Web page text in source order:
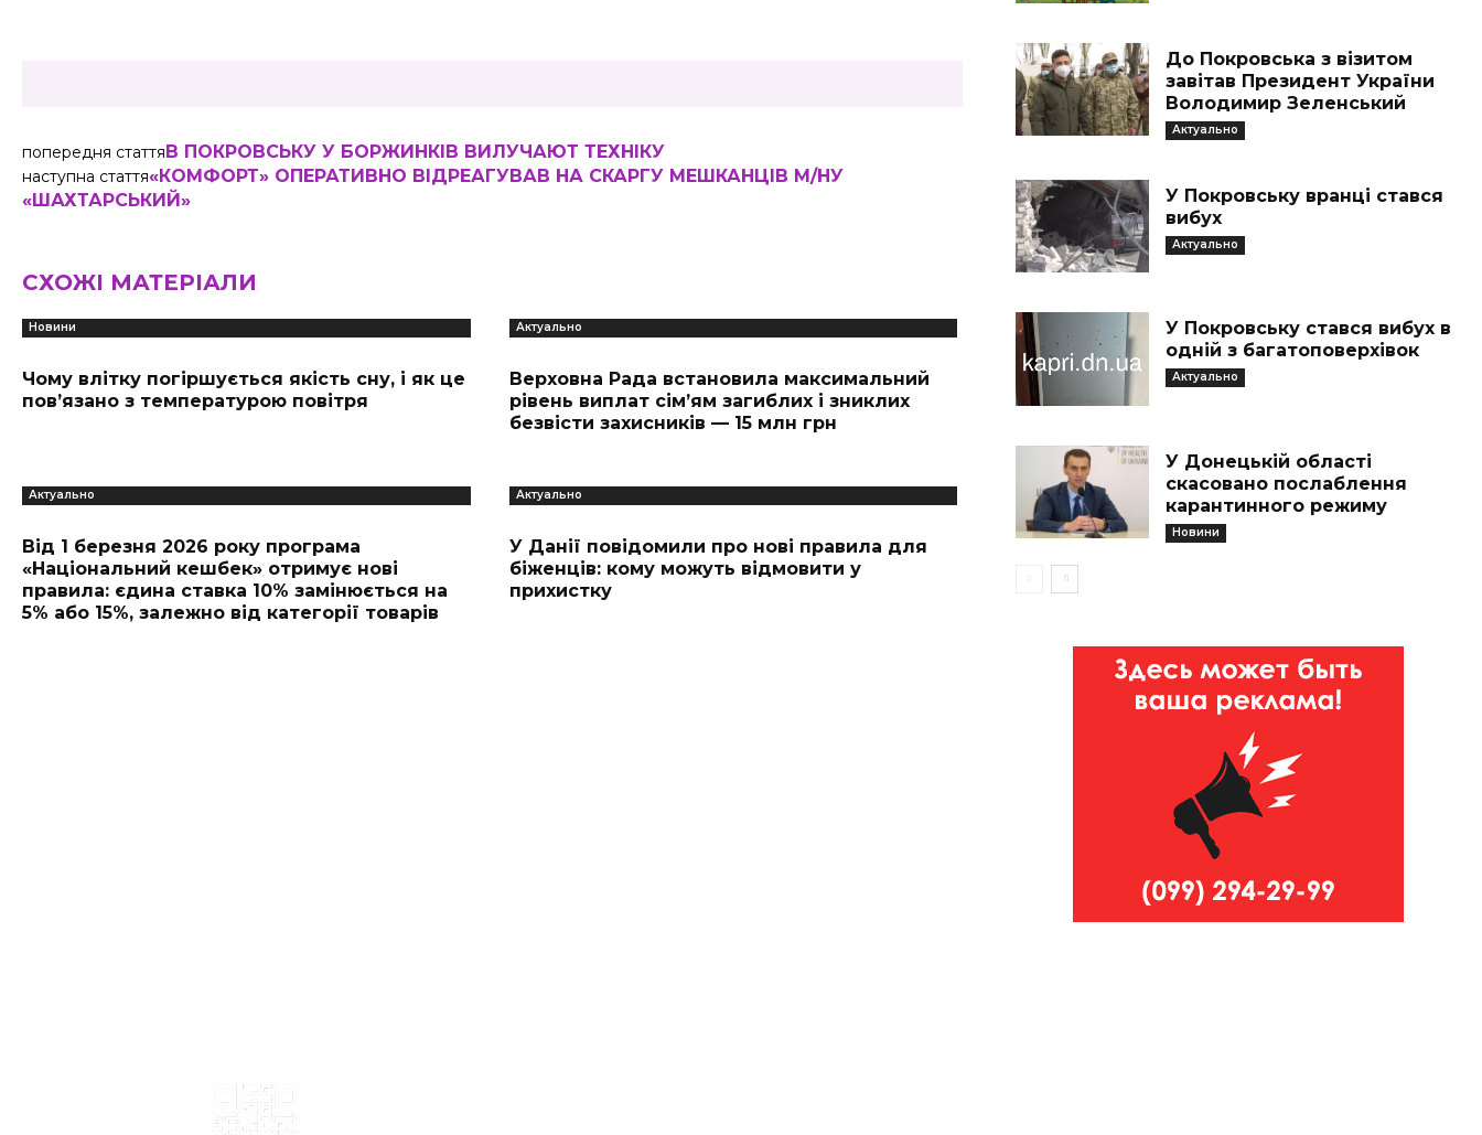
попередня статтяВ ПОКРОВСЬКУ У БОРЖИНКІВ ВИЛУЧАЮТ ТЕХНІКУ
наступна стаття«КОМФОРТ» ОПЕРАТИВНО ВІДРЕАГУВАВ НА СКАРГУ МЕШКАНЦІВ М/НУ
«ШАХТАРСЬКИЙ»
СХОЖІ МАТЕРІАЛИ
Новини
Чому влітку погіршується якість сну, і як це
пов’язано з температурою повітря
Актуально
Верховна Рада встановила максимальний
рівень виплат сім’ям загиблих і зниклих
безвісти захисників — 15 млн грн
Актуально
Від 1 березня 2026 року програма
«Національний кешбек» отримує нові
правила: єдина ставка 10% замінюється на
5% або 15%, залежно від категорії товарів
Актуально
У Данії повідомили про нові правила для
біженців: кому можуть відмовити у
прихистку
До Покровська з візитом
завітав Президент України
Володимир Зеленський
Актуально
У Покровську вранці стався
вибух
Актуально
У Покровську стався вибух в
одній з багатоповерхівок
Актуально
У Донецькій області
скасовано послаблення
карантинного режиму
Новини